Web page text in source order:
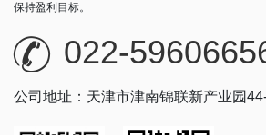
保持盈利目标。
022-
公司地址：天津市津南锦联新产业园